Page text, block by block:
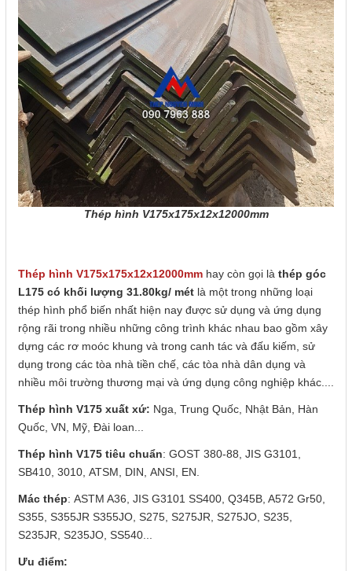
Thép hình V175x175x12x12000mm
Thép hình V175x175x12x12000mm hay còn gọi là thép góc
L175 có khối lượng 31.80kg/ mét là một trong những loại
thép hình phổ biến nhất hiện nay được sử dụng và ứng dụng
rộng rãi trong nhiều những công trình khác nhau bao gồm xây
dựng các rơ moóc khung và trong canh tác và đấu kiếm, sử
dụng trong các tòa nhà tiền chế, các tòa nhà dân dụng và
nhiều môi trường thương mại và ứng dụng công nghiệp khác....
Thép hình V175 xuất xứ: Nga, Trung Quốc, Nhật Bản, Hàn
Quốc, VN, Mỹ, Đài loan...
Thép hình V175 tiêu chuẩn: GOST 380-88, JIS G3101,
SB410, 3010, ATSM, DIN, ANSI, EN.
Mác thép: ASTM A36, JIS G3101 SS400, Q345B, A572 Gr50,
S355, S355JR S355JO, S275, S275JR, S275JO, S235,
S235JR, S235JO, SS540...
Ưu điểm: